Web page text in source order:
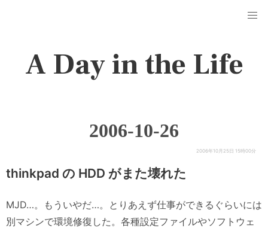
A Day in the Life
2006-10-26
2006年10月25日 15時00分
thinkpad の HDD がまた壊れた
MJD…。もういやだ…。とりあえず仕事ができるぐらいには
別マシンで環境修復した。各種設定ファイルやソフトウェ